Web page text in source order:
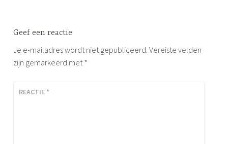
Geef een reactie
Je e-mailadres wordt niet gepubliceerd. Vereiste velden
zijn gemarkeerd met *
REACTIE *